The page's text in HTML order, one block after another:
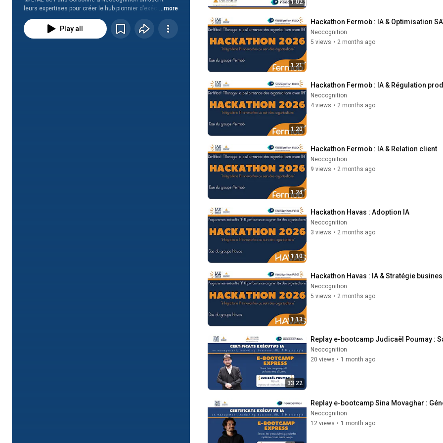
leurs expertises pour créer le hub pionnier d’exécutive
education qui réinvente la performance IA-augmentée
des organisations. 🤝✨
...more
Play all
1:02
1:21
Hackathon Fermob : IA & Optimisation
Neocognition
5 views • 2 months ago
1:20
Hackathon Fermob : IA & Régulation
Neocognition
4 views • 2 months ago
1:24
Hackathon Fermob : IA & Relation client
Neocognition
9 views • 2 months ago
1:10
Hackathon Havas : Adoption IA
Neocognition
3 views • 2 months ago
1:13
Hackathon Havas : IA & Stratégie
Neocognition
5 views • 2 months ago
33:22
Replay e-bootcamp Judicaël Poumay :
Neocognition
20 views • 1 month ago
Replay e-bootcamp Sina Movaghar :
Neocognition
12 views • 1 month ago